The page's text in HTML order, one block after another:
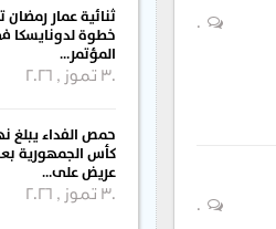
ثنائية عمار
خطوة لدونايسكا
المؤتمر…
30 تموز , 2026
حمص الفداء يبلغ
كأس الجمهورية
عريض على…
30 تموز , 2026